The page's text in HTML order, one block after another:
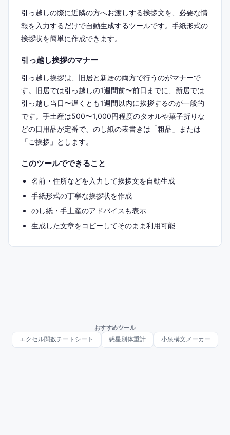
引っ越しの際に近隣の方へお渡しする挨拶文を、必要な情
報を入力するだけで自動生成するツールです。手紙形式の
挨拶状を簡単に作成できます。
引っ越し挨拶のマナー
引っ越し挨拶は、旧居と新居の両方で行うのがマナーで
す。旧居では引っ越しの1週間前〜前日までに、新居では
引っ越し当日〜遅くとも1週間以内に挨拶するのが一般的
です。手土産は500〜1,000円程度のタオルや菓子折りな
どの日用品が定番で、のし紙の表書きは「粗品」または
「ご挨拶」とします。
このツールでできること
名前・住所などを入力して挨拶文を自動生成
手紙形式の丁寧な挨拶状を作成
のし紙・手土産のアドバイスも表示
生成した文章をコピーしてそのまま利用可能
おすすめツール
エクセル関数チートシート 惑星別体重計 小泉構文メーカー